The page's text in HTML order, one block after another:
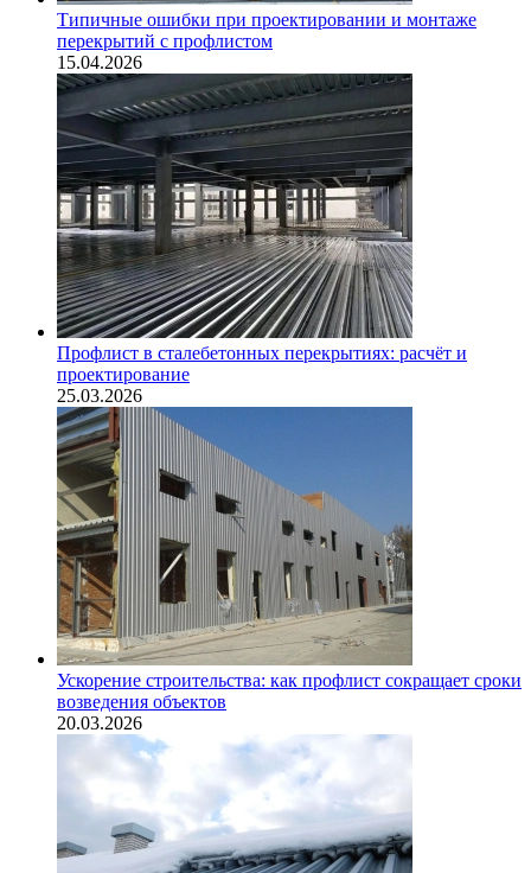
Типичные ошибки при проектировании и монтаже
перекрытий с профлистом
15.04.2026
Профлист в сталебетонных перекрытиях: расчёт и
проектирование
25.03.2026
Ускорение строительства: как профлист сокращает сроки
возведения объектов
20.03.2026